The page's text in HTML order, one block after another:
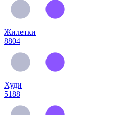
Жилетки
8804
Худи
5188